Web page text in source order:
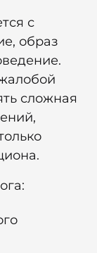
с
образ
сложная